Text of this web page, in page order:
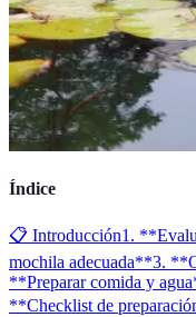
Índice
📋 Introducción1.
mochila adecuada**3.
**Preparar comida y
**Checklist de